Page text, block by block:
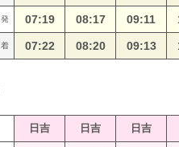
発 07:19 08:17 09:11
着 07:22 08:20 09:13
日吉 日吉 日吉